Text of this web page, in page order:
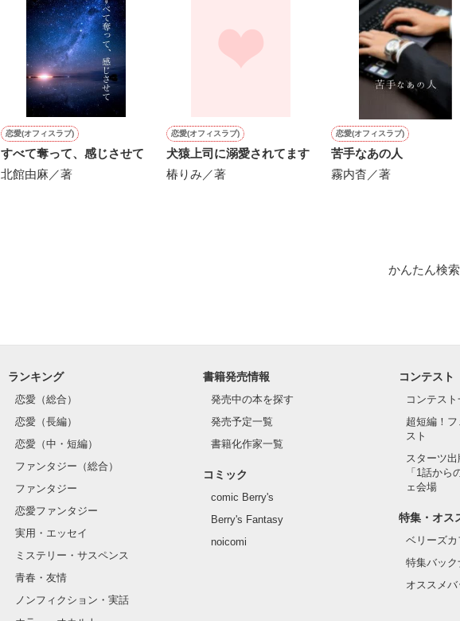
※表紙も作中使用の画像も全てフリー素材です。
※執筆期間2026.6.3〜7.20完結です。
※他サイトさんにて恋愛トレンド1位でした〜良かったら読んで頂けると嬉しいです。
恋愛(オフィスラブ)
すべて奪って、感じさせて
北館由麻／著
恋愛(オフィスラブ)
犬猿上司に溺愛されてます
椿りみ／著
恋愛(オフィスラブ)
苦手なあの人
霧内杳／著
かんたん検
ランキング
恋愛（総合）
恋愛（長編）
恋愛（中・短編）
ファンタジー（総合）
ファンタジー
恋愛ファンタジー
実用・エッセイ
ミステリー・サスペンス
青春・友情
ノンフィクション・実話
書籍発売情報
発売中の本を探す
発売予定一覧
書籍化作家一覧
コミック
comic Berry's
Berry's Fantasy
noicomi
コンテスト
コンテスト
超短編！
スト
スターツ
「1話から
ェ会場
特集・オス
ベリーズ
特集バック
オススメ